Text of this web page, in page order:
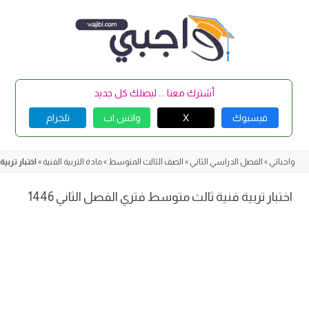
أشترك معنا ... ليصلك كل جديد
فيسبوك X واتس اب تلجرام
واجباتي » الفصل الدراسي الثاني » الصف الثالث المتوسط »مادة التربية الفنية » اختبار
اختبار تربية فنية ثالث متوسط فتري الفصل الثاني 1446